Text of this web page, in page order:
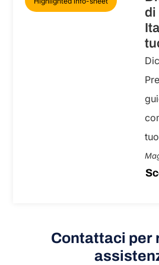
di
Contattaci per